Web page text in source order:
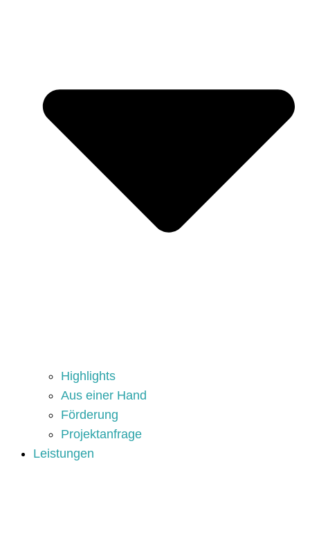
Highlights
Aus einer Hand
Förderung
Projektanfrage
Leistungen